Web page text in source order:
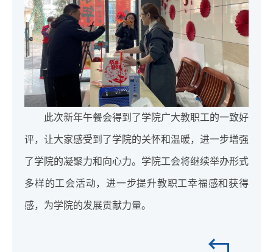
此次新年午餐会得到了学院广大教职工的一致好
评，让大家感受到了学院的关怀和温暖，进一步增强
了学院的凝聚力和向心力。学院工会将继续举办形式
多样的工会活动，进一步提升教职工幸福感和获得
感，为学院的发展贡献力量。